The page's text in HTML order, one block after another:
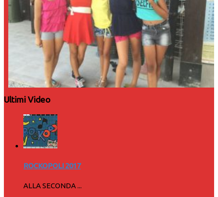
Ultimi Video
ROCKOPOLI 2017
ALLA SECONDA ...